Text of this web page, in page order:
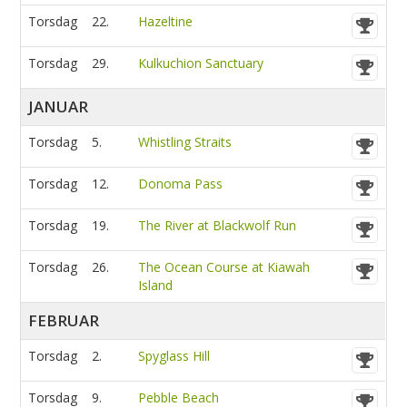
Torsdag 22. Hazeltine
Torsdag 29. Kulkuchion Sanctuary
JANUAR
Torsdag 5. Whistling Straits
Torsdag 12. Donoma Pass
Torsdag 19. The River at Blackwolf Run
Torsdag 26.
The Ocean Course at Kiawah
Island
FEBRUAR
Torsdag 2. Spyglass Hill
Torsdag 9. Pebble Beach